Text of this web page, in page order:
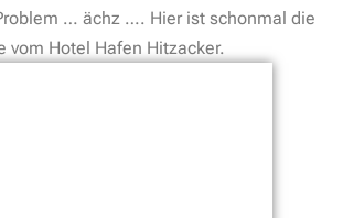
… ächz …. Hier ist schonmal die
vom Hotel Hafen Hitzacker.